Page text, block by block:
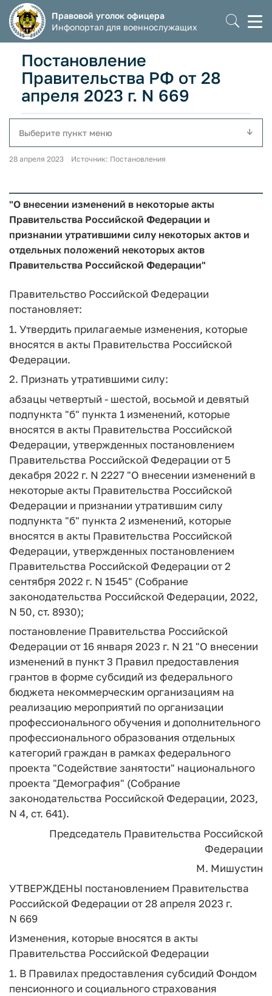
Правовой уголок офицера
Инфопортал для военнослужащих
Постановление
Правительства РФ от 28
апреля 2023 г. N 669
Выберите пункт меню
28 апреля 2023 Источник: Постановления
"О внесении изменений в некоторые акты
Правительства Российской Федерации и
признании утратившими силу некоторых актов и
отдельных положений некоторых актов
Правительства Российской Федерации"
Правительство Российской Федерации
постановляет:
1. Утвердить прилагаемые изменения, которые
вносятся в акты Правительства Российской
Федерации.
2. Признать утратившими силу:
абзацы четвертый - шестой, восьмой и девятый
подпункта "б" пункта 1 изменений, которые
вносятся в акты Правительства Российской
Федерации, утвержденных постановлением
Правительства Российской Федерации от 5
декабря 2022 г. N 2227 "О внесении изменений в
некоторые акты Правительства Российской
Федерации и признании утратившим силу
подпункта "б" пункта 2 изменений, которые
вносятся в акты Правительства Российской
Федерации, утвержденных постановлением
Правительства Российской Федерации от 2
сентября 2022 г. N 1545" (Собрание
законодательства Российской Федерации, 2022,
N 50, ст. 8930);
постановление Правительства Российской
Федерации от 16 января 2023 г. N 21 "О внесении
изменений в пункт 3 Правил предоставления
грантов в форме субсидий из федерального
бюджета некоммерческим организациям на
реализацию мероприятий по организации
профессионального обучения и дополнительного
профессионального образования отдельных
категорий граждан в рамках федерального
проекта "Содействие занятости" национального
проекта "Демография" (Собрание
законодательства Российской Федерации, 2023,
N 4, ст. 641).
Председатель Правительства Российской
Федерации
М. Мишустин
УТВЕРЖДЕНЫ постановлением Правительства
Российской Федерации от 28 апреля 2023 г.
N 669
Изменения, которые вносятся в акты
Правительства Российской Федерации
1. В Правилах предоставления субсидий Фондом
пенсионного и социального страхования